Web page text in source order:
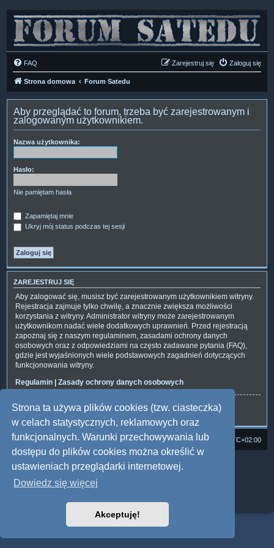
Strona ta używa plików cookies (tzw. ciasteczka)
w celach statystycznych, reklamowych oraz
funkcjonalnych. Warunki przechowywania lub
dostępu do plików cookies można określić w
ustawieniach przeglądarki internetowej.
Dowiedz się więcej
Akceptuję!
FAQ Zaloguj się
Zarejestruj się
Strona domowa Forum Satedu
Aby przeglądać to forum, trzeba być zarejestrowanym i
zalogowanym użytkownikiem.
Nazwa użytkownika:
Hasło:
Nie pamiętam hasła
Zapamiętaj mnie
Ukryj mój status podczas tej sesji
ZAREJESTRUJ SIĘ
Aby zalogować się, musisz być zarejestrowanym użytkownikiem witryny.
Rejestracja zajmuje tylko chwilę, a znacznie zwiększa możliwości
korzystania z witryny. Administrator witryny może zarejestrowanym
użytkownikom nadać wiele dodatkowych uprawnień. Przed rejestracją
zapoznaj się z naszym regulaminem, zasadami ochrony danych
osobowych oraz z odpowiedziami na często zadawane pytania (FAQ),
gdzie jest wyjaśnionych wiele podstawowych zagadnień dotyczących
funkcjonowania witryny.
Regulamin | Zasady ochrony danych osobowych
Zarejestruj się
Strona domowa Forum Satedu Strefa czasowa UTC+02:00
Technologię dostarcza phpBB® Forum Software © phpBB Limited
Polski pakiet językowy dostarcza
phpBB.pl
Style: Multi Design by Joyce&Luna
Zasady ochrony danych osobowych